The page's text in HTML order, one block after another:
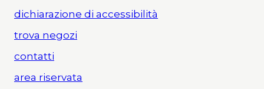
dichiarazione di accessibilità
trova negozi
contatti
area riservata